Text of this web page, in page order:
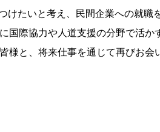
たいと考え、民間企業への就職
国際協力や人道支援の分野で活
と、将来仕事を通じて再びお会